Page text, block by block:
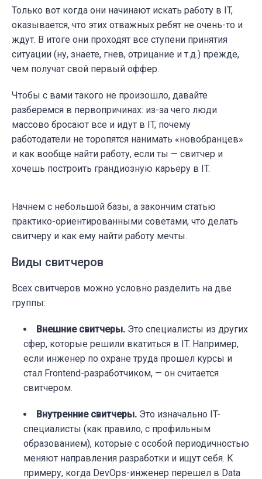
Только вот когда они начинают искать работу в IT,
оказывается, что этих отважных ребят не очень-то и
ждут. В итоге они проходят все ступени принятия
ситуации (ну, знаете, гнев, отрицание и т.д.) прежде,
чем получат свой первый оффер.
Чтобы с вами такого не произошло, давайте
разберемся в первопричинах: из-за чего люди
массово бросают все и идут в IT, почему
работодатели не торопятся нанимать «новобранцев»
и как вообще найти работу, если ты — свитчер и
хочешь построить грандиозную карьеру в IT.
Начнем с небольшой базы, а закончим статью
практико-ориентированными советами, что делать
свитчеру и как ему найти работу мечты.
Виды свитчеров
Всех свитчеров можно условно разделить на две
группы:
Внешние свитчеры. Это специалисты из других
сфер, которые решили вкатиться в IT. Например,
если инженер по охране труда прошел курсы и
стал Frontend-разработчиком, — он считается
свитчером.
Внутренние свитчеры. Это изначально IT-
специалисты (как правило, с профильным
образованием), которые с особой периодичностью
меняют направления разработки и ищут себя. К
примеру, когда DevOps-инженер перешел в Data